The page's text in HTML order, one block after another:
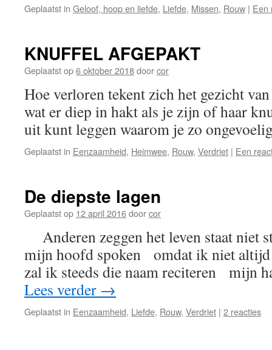
Geplaatst in Geloof, hoop en liefde, Liefde, Missen, Rouw | Een
KNUFFEL AFGEPAKT
Geplaatst op6 oktober 2018doorcor
Hoe verloren tekent zich het gezicht
wat er diep in hakt als je zijn of haar
uit kunt leggen waarom je zo
Geplaatst in Eenzaamheid, Heimwee, Rouw, Verdriet | Een
De diepste lagen
Geplaatst op 12 april 2016doorcor
Anderen zeggen het leven staat niet
mijn hoofd spoken omdat ik niet altijd
zal ik steeds die naam reciteren mijn
Lees verder →
Geplaatst in Eenzaamheid, Liefde, Rouw, Verdriet | 2 reacties